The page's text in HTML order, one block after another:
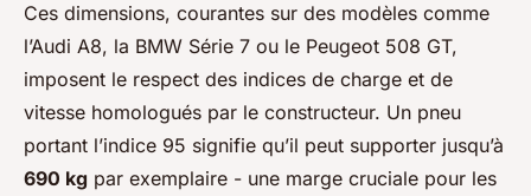
Ces dimensions, courantes sur des modèles comme
l’Audi A8, la BMW Série 7 ou le Peugeot 508 GT,
imposent le respect des indices de charge et de
vitesse homologués par le constructeur. Un pneu
portant l’indice 95 signifie qu’il peut supporter jusqu’à
690 kg par exemplaire - une marge cruciale pour les